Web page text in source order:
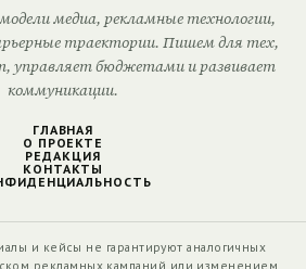
медиа, рекламные технологии,
траектории. Пишем для тех,
управляет бюджетами и развивает
коммуникации.
ГЛАВНАЯ
О ПРОЕКТЕ
РЕДАКЦИЯ
КОНТАКТЫ
и кейсы не гарантируют аналогичных
рекламных кампаний или изменением